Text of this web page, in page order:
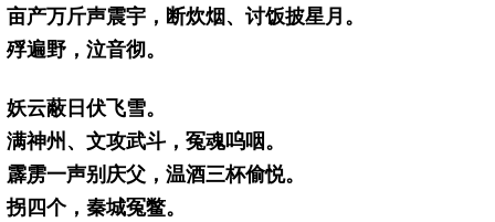
亩产万斤声震宇，断炊烟、讨饭披星月。
殍遍野，泣音彻。
妖云蔽日伏飞雪。
满神州、文攻武斗，冤魂呜咽。
霹雳一声别庆父，温酒三杯偷悦。
拐四个，秦城冤鳖。